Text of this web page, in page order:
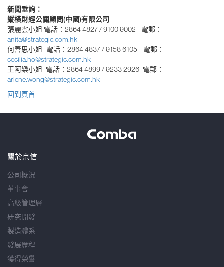
新聞垂詢：
縱橫財經公關顧問(中國)有限公司
張麗雲小姐 電話：2864 4827 / 9100 9002 電郵：
anita@strategic.com.hk
何善思小姐 電話：2864 4837 / 9158 6105 電郵：
cecilia.ho@strategic.com.hk
王阿樂小姐 電話：2864 4899 / 9233 2926 電郵：
arlene.wong@strategic.com.hk
回到頁首
關於京信
公司概況
董事會
高級管理層
研究開發
製造體系
發展歷程
獲得榮譽